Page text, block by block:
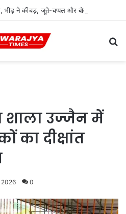
भीड़ ने कीचड़, जूते-चप्पल और बोतलें फेंकी
शाला उज्जैन में
का दीक्षांत
0